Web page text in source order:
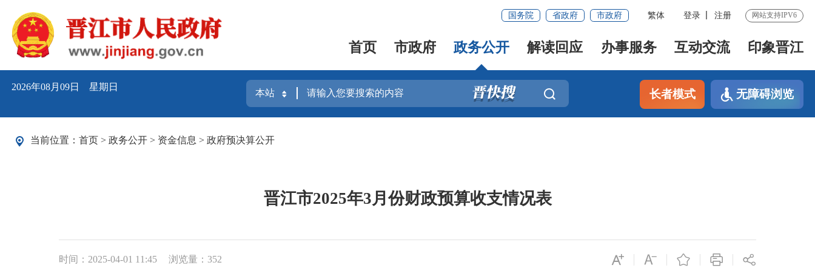
国务院 省政府 市政府 繁体 登录 注册 网站支持IPV6
首页 市政府 政务公开 解读回应 办事服务 互动交流 印象晋江
2026年08月09日 星期日
长者模式 无障碍浏览
当前位置： 首页 > 政务公开 > 资金信息 > 政府预决算公开
晋江市2025年3月份财政预算收支情况表
时间：2025-04-01 11:45 浏览量： 352